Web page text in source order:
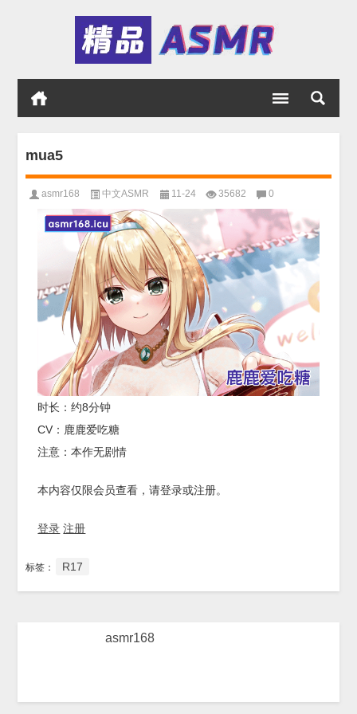
mua5
asmr168 中文ASMR 11-24 35682 0
时长：约8分钟
CV：鹿鹿爱吃糖
注意：本作无剧情
本内容仅限会员查看，请登录或注册。
登录 注册
标签： R17
asmr168